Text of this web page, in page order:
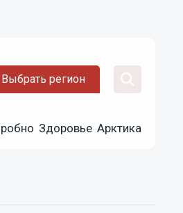
Выбрать регион
Здоровье Арктика